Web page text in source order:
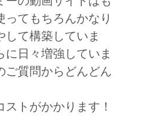
てもちろんかなり
して構築していま
増強していま
ご質問からどんどん
トがかかります！